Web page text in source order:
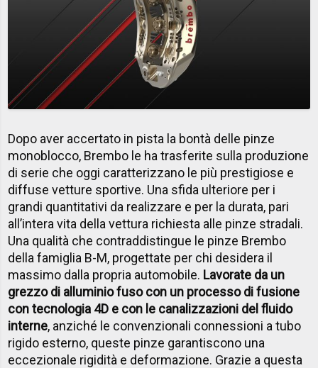
Dopo aver accertato in pista la bontà delle pinze
monoblocco, Brembo le ha trasferite sulla produzione
di serie che oggi caratterizzano le più prestigiose e
diffuse vetture sportive. Una sfida ulteriore per i
grandi quantitativi da realizzare e per la durata, pari
all’intera vita della vettura richiesta alle pinze stradali.
Una qualità che contraddistingue le pinze Brembo
della famiglia B-M, progettate per chi desidera il
massimo dalla propria automobile. Lavorate da un
grezzo di alluminio fuso con un processo di fusione
con tecnologia 4D e con le canalizzazioni del fluido
interne, anziché le convenzionali connessioni a tubo
rigido esterno, queste pinze garantiscono una
eccezionale rigidità e deformazione. Grazie a questa